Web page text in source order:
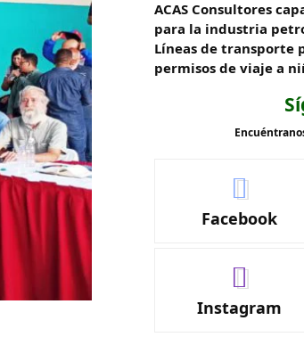
ACAS Consultores
para la industria
Líneas de transporte
permisos de viaje a
Facebook
Instagram